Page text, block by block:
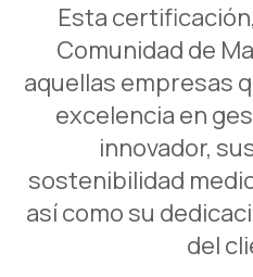
Esta
Comunidad de
aquellas empresas
excelencia en
innovador,
sostenibilidad
así como su
del